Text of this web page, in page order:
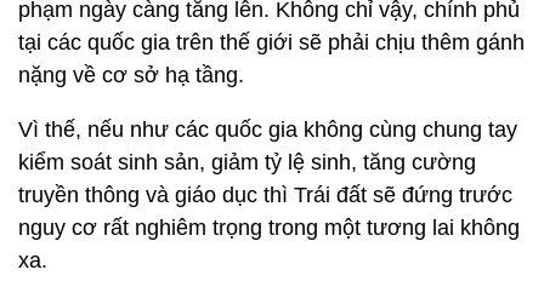
phạm ngày càng tăng lên. Không chỉ vậy, chính phủ
tại các quốc gia trên thế giới sẽ phải chịu thêm gánh
nặng về cơ sở hạ tầng.
Vì thế, nếu như các quốc gia không cùng chung tay
kiểm soát sinh sản, giảm tỷ lệ sinh, tăng cường
truyền thông và giáo dục thì Trái đất sẽ đứng trước
nguy cơ rất nghiêm trọng trong một tương lai không
xa.